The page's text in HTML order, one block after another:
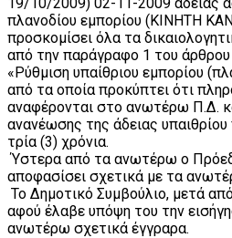
πλανοδίου εμπορίου (ΚΙΝΗΤΗ
προσκομίσει όλα τα
από την παράγραφο 1 του
«Ρύθμιση υπαίθριου εμπορίου
από τα οποία προκύπτει ότι
αναφέρονται στο ανωτέρω Π.Δ.
ανανέωσης της άδειας υπαιθρίου
τρία (3) χρόνια.
Ύστερα από τα ανωτέρω ο
αποφασίσει σχετικά με τα
Το Δημοτικό Συμβούλιο, μετά
αφού έλαβε υπόψη του την
ανωτέρω σχετικά έγγραρα.